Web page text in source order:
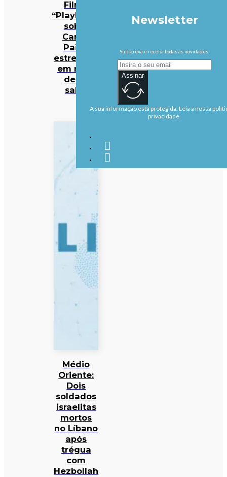
Filme
“Playback”
sobre
Carlos
Paião
estreia-se
em mais
de 50
salas
Médio
Oriente:
Dois
soldados
israelitas
mortos
no Líbano
após
trégua
com
Hezbollah
Newsletter
Subscreva e receba todas as novidades.
Assinar
A sua informação está protegida. Leia a nossa
privacidade.